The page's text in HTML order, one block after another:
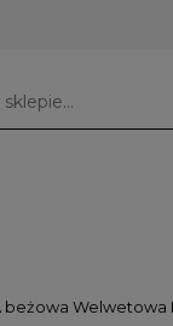
beżowa Welwetowa